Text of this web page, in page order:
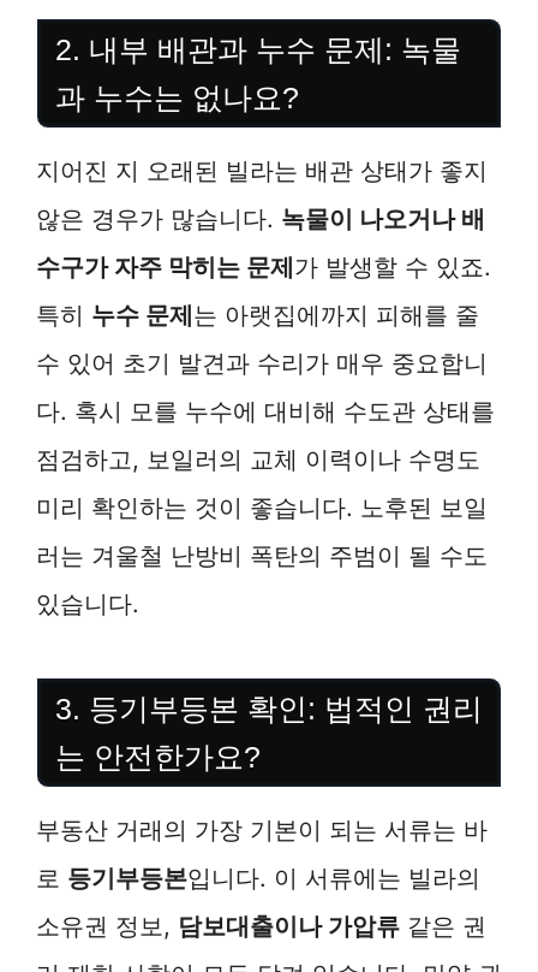
2. 내부 배관과 누수 문제: 녹물
과 누수는 없나요?
지어진 지 오래된 빌라는 배관 상태가 좋지
않은 경우가 많습니다. 녹물이 나오거나 배
수구가 자주 막히는 문제가 발생할 수 있죠.
특히 누수 문제는 아랫집에까지 피해를 줄
수 있어 초기 발견과 수리가 매우 중요합니
다. 혹시 모를 누수에 대비해 수도관 상태를
점검하고, 보일러의 교체 이력이나 수명도
미리 확인하는 것이 좋습니다. 노후된 보일
러는 겨울철 난방비 폭탄의 주범이 될 수도
있습니다.
3. 등기부등본 확인: 법적인 권리
는 안전한가요?
부동산 거래의 가장 기본이 되는 서류는 바
로 등기부등본입니다. 이 서류에는 빌라의
소유권 정보, 담보대출이나 가압류 같은 권